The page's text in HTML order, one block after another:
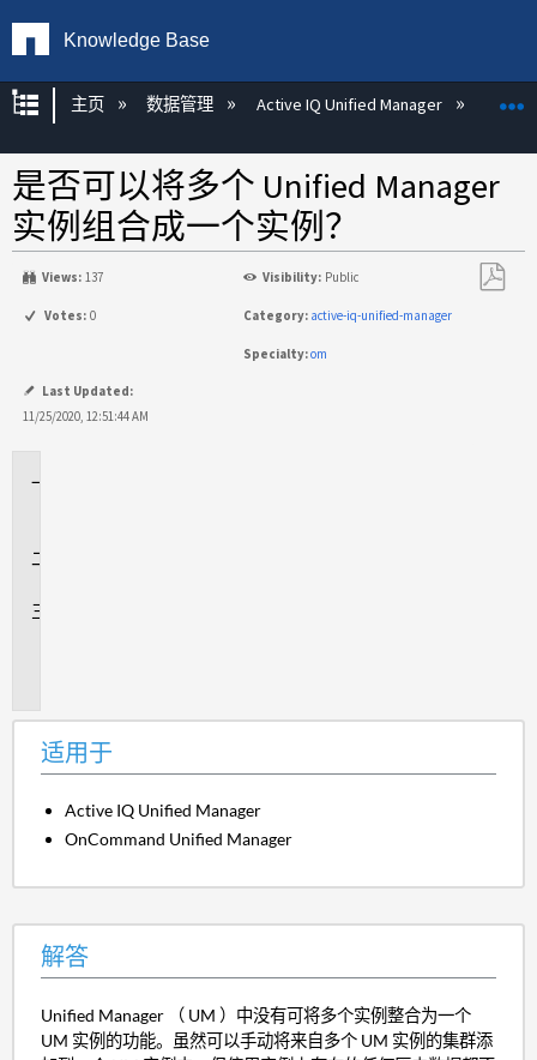
Knowledge Base
扩展/隐缩全局层次
主页 数据管理 Active IQ Unified Manager
是否可以将多个 Unified Manager
实例组合成一个实例？
Views: 137 Visibility: Public
Votes: 0 Category: active-iq-unified-manager
Specialty:om
Last Updated:
11/25/2020, 12:51:44 AM
适用于
Active IQ Unified Manager
OnCommand Unified Manager
解答
Unified Manager （ UM ）中没有可将多个实例整合为一个
UM 实例的功能。虽然可以手动将来自多个 UM 实例的集群添